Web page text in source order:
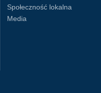
Społeczność lokalna
Media